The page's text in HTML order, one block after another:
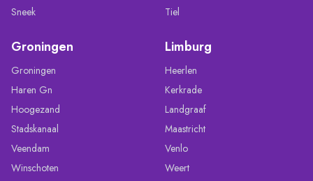
Sneek
Tiel
Groningen
Groningen
Haren Gn
Hoogezand
Stadskanaal
Veendam
Winschoten
Limburg
Heerlen
Kerkrade
Landgraaf
Maastricht
Venlo
Weert